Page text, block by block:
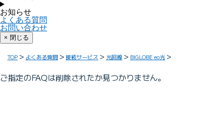
お知らせ
よくある質問
お問い合わせ
× 閉じる
TOP よくある質問 接続サービス 光回線 BIGLOBE eo光
ご指定のFAQは削除されたか見つかりません。